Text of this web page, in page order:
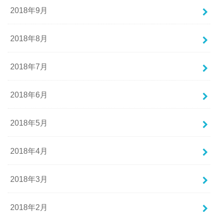
2018年9月
2018年8月
2018年7月
2018年6月
2018年5月
2018年4月
2018年3月
2018年2月